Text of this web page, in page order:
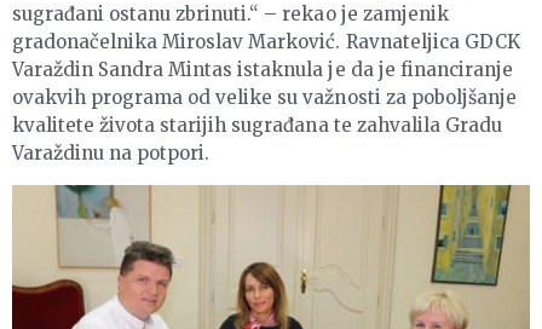
sugrađani ostanu zbrinuti.“ – rekao je zamjenik
gradonačelnika Miroslav Marković. Ravnateljica GDCK
Varaždin Sandra Mintas istaknula je da je financiranje
ovakvih programa od velike su važnosti za poboljšanje
kvalitete života starijih sugrađana te zahvalila Gradu
Varaždinu na potpori.